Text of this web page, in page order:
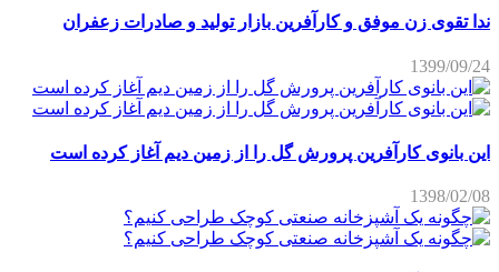
ندا تقوی زن موفق و کارآفرین بازار تولید و صادرات زعفران
1399/09/24
این بانوی کارآفرین پرورش گل را از زمین دیم آغاز کرده است
1398/02/08